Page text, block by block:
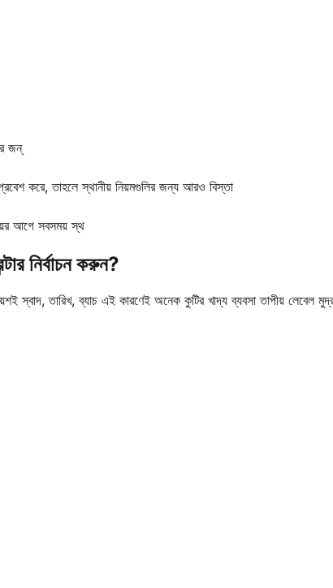
জন্
করে, তাহলে স্থানীয় নিয়মগুলির জন্য আরও বিস্তা
আগে সবসময় স্থ
নির্বাচন করুন?
স্বাদ, তারিখ, ব্যাচ এই কারণেই অনেক কুটির খাদ্য ব্যবসা তাপীয় লেবেল